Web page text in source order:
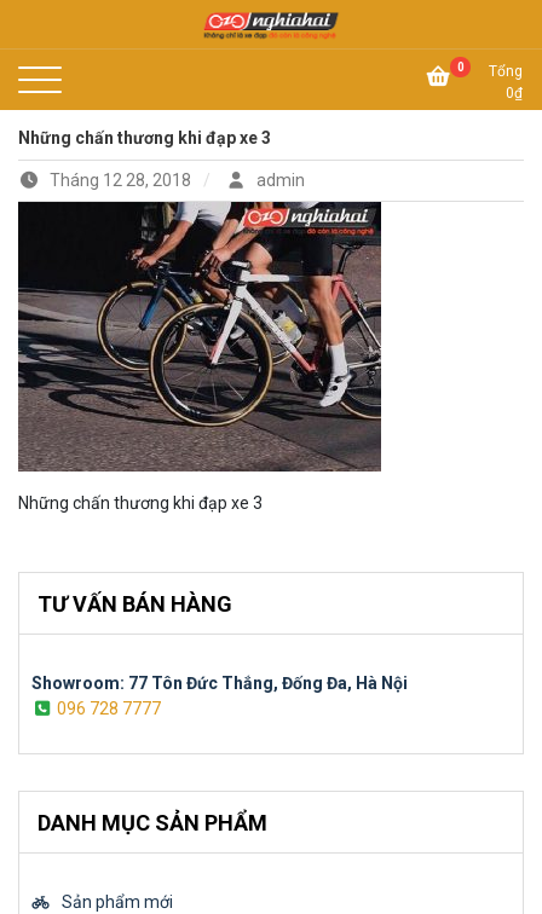
Xe đạp Nhật Nghĩa Hải 0
Tổng
0₫
Những chấn thương khi đạp xe 3
Tháng 12 28, 2018 admin
Những chấn thương khi đạp xe 3
TƯ VẤN BÁN HÀNG
Showroom: 77 Tôn Đức Thắng, Đống Đa, Hà Nội
096 728 7777
DANH MỤC SẢN PHẨM
Sản phẩm mới